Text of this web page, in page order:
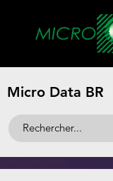
Micro Data BR